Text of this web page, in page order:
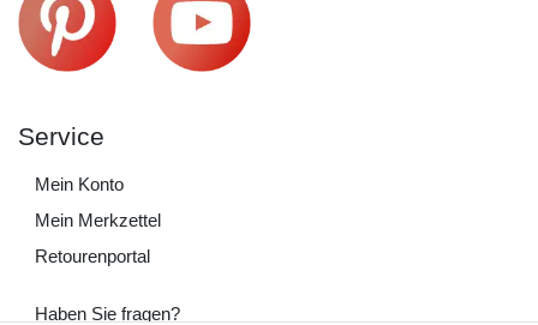
Service
Mein Konto
Mein Merkzettel
Retourenportal
Haben Sie fragen?